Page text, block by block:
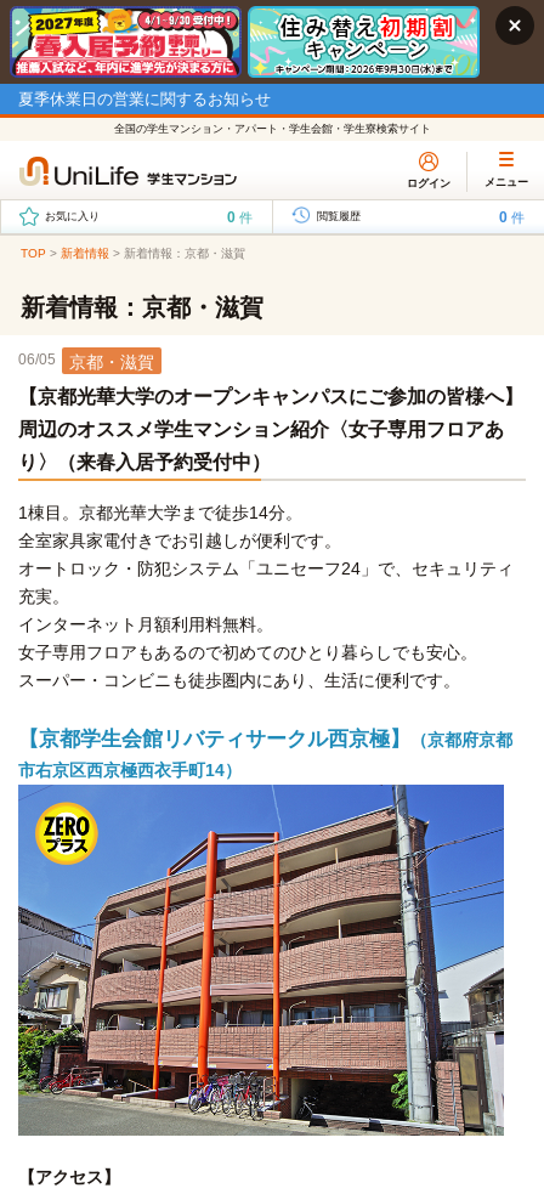
夏季休業日の営業に関するお知らせ
全国の学生マンション・アパート・学生会館・学生寮検索サイト
ログイン メニュー
お気に入り 0 件 閲覧履歴 0 件
TOP > 新着情報 > 新着情報：京都・滋賀
新着情報：京都・滋賀
06/05 京都・滋賀
【京都光華大学のオープンキャンパスにご参加の皆様へ】
周辺のオススメ学生マンション紹介〈女子専用フロアあ
り〉（来春入居予約受付中）
1棟目。京都光華大学まで徒歩14分。
全室家具家電付きでお引越しが便利です。
オートロック・防犯システム「ユニセーフ24」で、セキュリティ
充実。
インターネット月額利用料無料。
女子専用フロアもあるので初めてのひとり暮らしでも安心。
スーパー・コンビニも徒歩圏内にあり、生活に便利です。
【京都学生会館リバティサークル西京極】
（京都府京都
市右京区西京極西衣手町14）
【アクセス】